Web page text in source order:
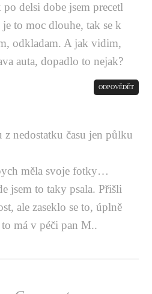
delsi dobe jsem precetl
to moc dlouhe, tak se k
odkladam. A jak vidim,
auta, dopadlo to nejak?
ODPOVĚDĚT
nedostatku času jen půlku
měla svoje fotky…
jsem to taky psala. Přišli
ale zaseklo se to, úplně
má v péči pan M..